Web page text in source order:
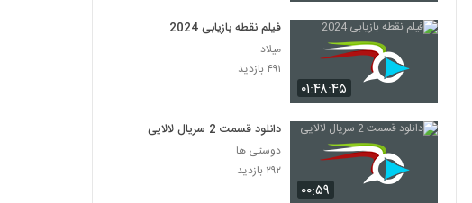
۰۱:۴۸:۴۵
فیلم نقطه بازیابی 2024
میلاد
۴۹۱ بازدید
۰۰:۵۹
دانلود قسمت 2 سریال لالایی
دوستی ها
۲۹۲ بازدید